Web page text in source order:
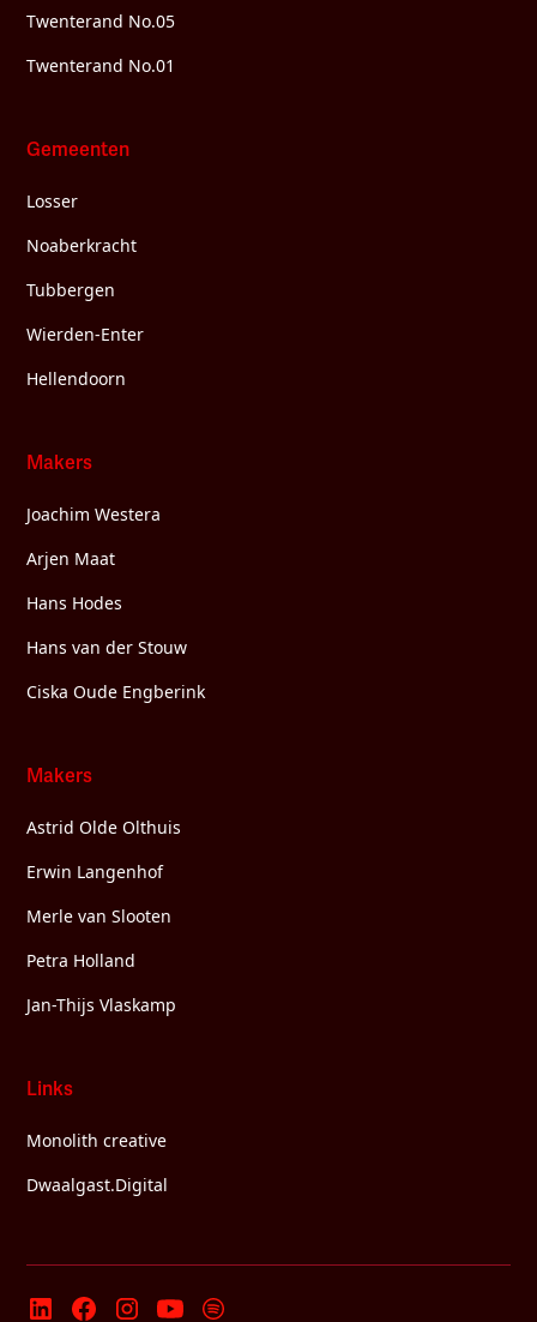
Twenterand No.05
Twenterand No.01
Gemeenten
Losser
Noaberkracht
Tubbergen
Wierden-Enter
Hellendoorn
Makers
Joachim Westera
Arjen Maat
Hans Hodes
Hans van der Stouw
Ciska Oude Engberink
Makers
Astrid Olde Olthuis
Erwin Langenhof
Merle van Slooten
Petra Holland
Jan-Thijs Vlaskamp
Links
Monolith creative
Dwaalgast.Digital